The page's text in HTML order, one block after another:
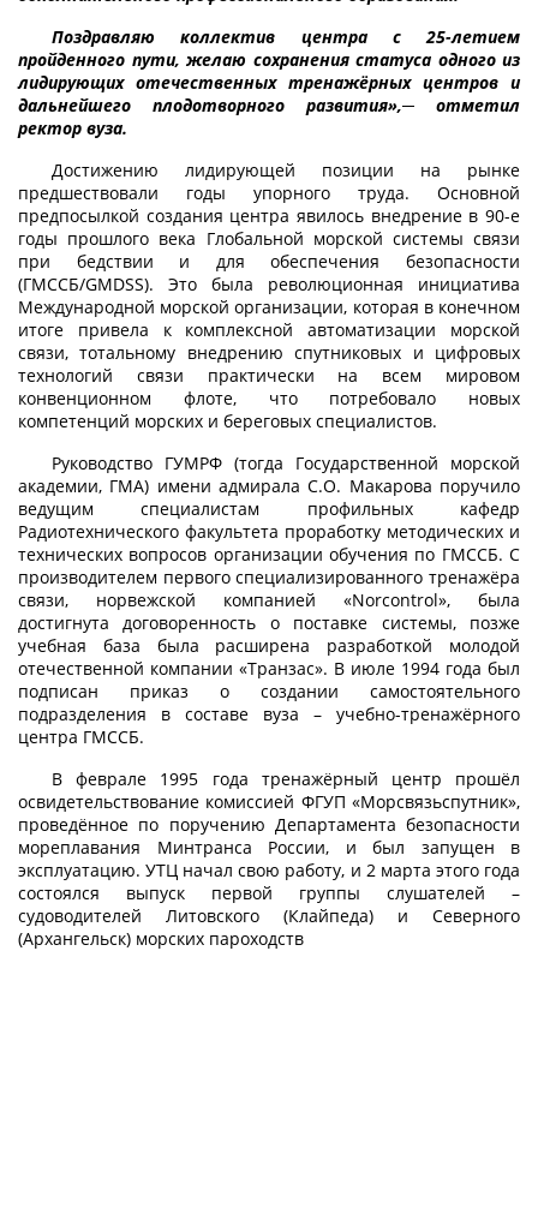
Поздравляю коллектив центра с 25-летием
пройденного пути, желаю сохранения статуса одного из
лидирующих отечественных тренажёрных центров и
дальнейшего плодотворного развития»,─ отметил
ректор вуза.
Достижению лидирующей позиции на рынке
предшествовали годы упорного труда. Основной
предпосылкой создания центра явилось внедрение в 90-е
годы прошлого века Глобальной морской системы связи
при бедствии и для обеспечения безопасности
(ГМССБ/GMDSS). Это была революционная инициатива
Международной морской организации, которая в конечном
итоге привела к комплексной автоматизации морской
связи, тотальному внедрению спутниковых и цифровых
технологий связи практически на всем мировом
конвенционном флоте, что потребовало новых
компетенций морских и береговых специалистов.
Руководство ГУМРФ (тогда Государственной морской
академии, ГМА) имени адмирала С.О. Макарова поручило
ведущим специалистам профильных кафедр
Радиотехнического факультета проработку методических и
технических вопросов организации обучения по ГМССБ. С
производителем первого специализированного тренажёра
связи, норвежской компанией «Norcontrol», была
достигнута договоренность о поставке системы, позже
учебная база была расширена разработкой молодой
отечественной компании «Транзас». В июле 1994 года был
подписан приказ о создании самостоятельного
подразделения в составе вуза – учебно-тренажёрного
центра ГМССБ.
В феврале 1995 года тренажёрный центр прошёл
освидетельствование комиссией ФГУП «Морсвязьспутник»,
проведённое по поручению Департамента безопасности
мореплавания Минтранса России, и был запущен в
эксплуатацию. УТЦ начал свою работу, и 2 марта этого года
состоялся выпуск первой группы слушателей –
судоводителей Литовского (Клайпеда) и Северного
(Архангельск) морских пароходств